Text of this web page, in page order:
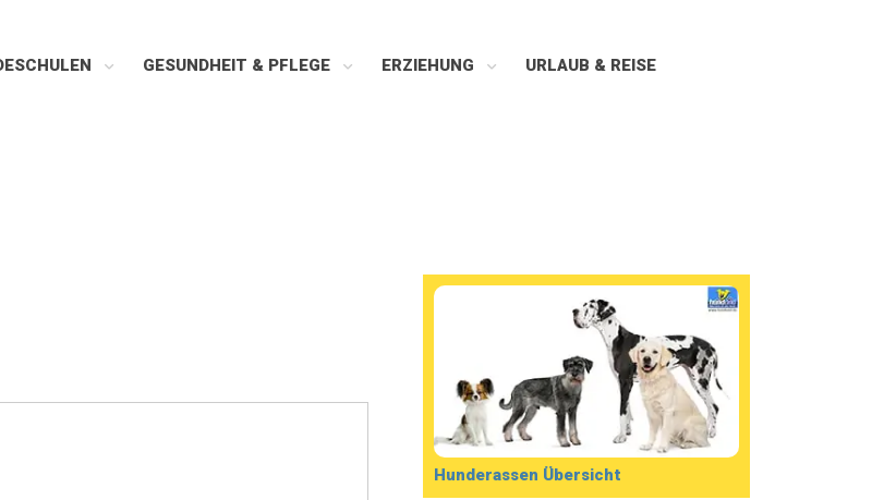
GESUNDHEIT & PFLEGE ERZIEHUNG URLAUB & REISE
Hunderassen Übersicht